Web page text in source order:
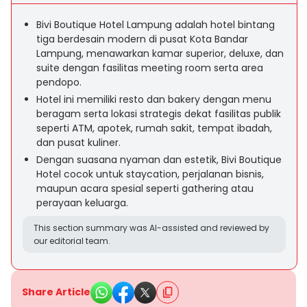
Bivi Boutique Hotel Lampung adalah hotel bintang
tiga berdesain modern di pusat Kota Bandar
Lampung, menawarkan kamar superior, deluxe, dan
suite dengan fasilitas meeting room serta area
pendopo.
Hotel ini memiliki resto dan bakery dengan menu
beragam serta lokasi strategis dekat fasilitas publik
seperti ATM, apotek, rumah sakit, tempat ibadah,
dan pusat kuliner.
Dengan suasana nyaman dan estetik, Bivi Boutique
Hotel cocok untuk staycation, perjalanan bisnis,
maupun acara spesial seperti gathering atau
perayaan keluarga.
This section summary was AI-assisted and reviewed by
our editorial team.
Share Article